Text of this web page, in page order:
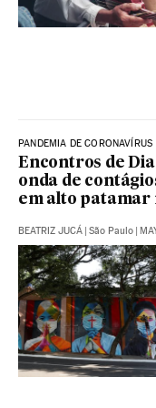
PANDEMIA DE CORONAVÍRUS
Encontros de
onda de
em alto patamar
BEATRIZ JUCÁ São Paulo